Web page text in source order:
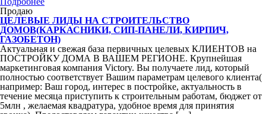
Продаю
ЦЕЛЕВЫЕ ЛИДЫ НА СТРОИТЕЛЬСТВО
ДОМОВ(КАРКАСНИКИ, СИП-ПАНЕЛИ, КИРПИЧ,
ГАЗОБЕТОН)
Актуальная и свежая база первичных целевых КЛИЕНТОВ на
ПОСТРОЙКУ ДОМА В ВАШЕМ РЕГИОНЕ. Крупнейшая
маркетинговая компания Victory. Вы получаете лид, который
полностью соответствует Вашим параметрам целевого клиента(
например: Ваш город, интерес в постройке, актуальность в
течение месяца приступить к строительным работам, бюджет от
5млн , желаемая квадратура, удобное время для принятия